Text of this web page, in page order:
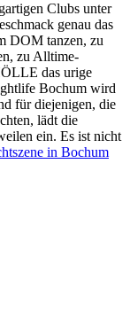
Clubs unter
genau das
DOM tanzen, zu
zu Alltime-
das urige
Bochum wird
für diejenigen, die
lädt die
ein. Es ist nicht
in Bochum